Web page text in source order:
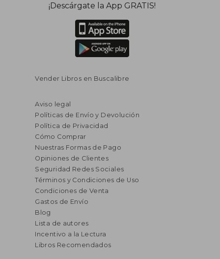
¡Descárgate la App GRATIS!
Vender Libros en Buscalibre
Aviso legal
Políticas de Envío y Devolución
Política de Privacidad
Cómo Comprar
Nuestras Formas de Pago
Opiniones de Clientes
Seguridad Redes Sociales
Términos y Condiciones de Uso
Condiciones de Venta
Gastos de Envío
Blog
Lista de autores
Incentivo a la Lectura
Libros Recomendados